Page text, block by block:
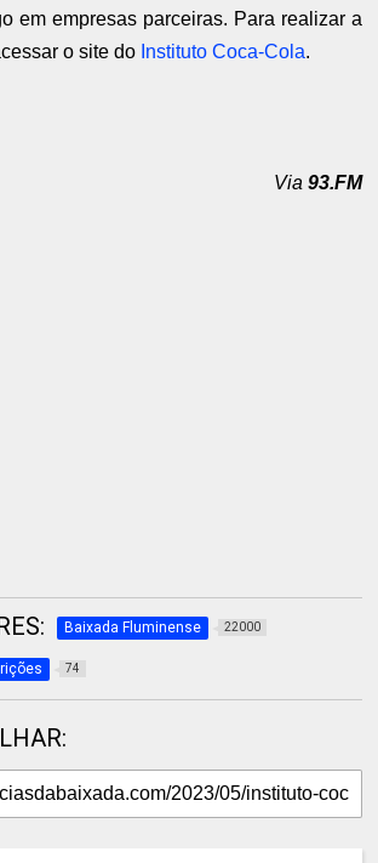
em empresas parceiras. Para realizar a
o site do Instituto Coca-Cola.
Via 93.FM
Baixada Fluminense 22000
74